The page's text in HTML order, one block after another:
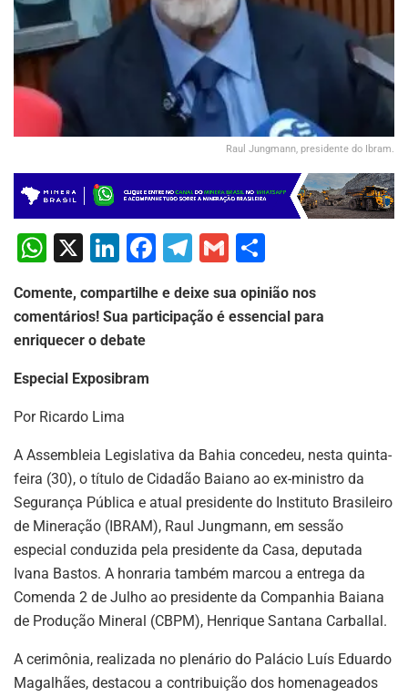
Raul Jungmann, presidente do Ibram.
W
at
s
A
p
p
X
Li
k
e
n
F
c
k
T
el
e
gr
G
ai
h
ar
Comente, compartilhe e deixe sua opinião nos
comentários! Sua participação é essencial para
enriquecer o debate
Especial Exposibram
Por Ricardo Lima
A Assembleia Legislativa da Bahia concedeu, nesta quinta-
feira (30), o título de Cidadão Baiano ao ex-ministro da
Segurança Pública e atual presidente do Instituto Brasileiro
de Mineração (IBRAM), Raul Jungmann, em sessão
especial conduzida pela presidente da Casa, deputada
Ivana Bastos. A honraria também marcou a entrega da
Comenda 2 de Julho ao presidente da Companhia Baiana
de Produção Mineral (CBPM), Henrique Santana Carballal.
A cerimônia, realizada no plenário do Palácio Luís Eduardo
Magalhães, destacou a contribuição dos homenageados